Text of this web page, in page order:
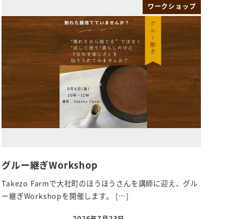
ワークショップ
グルー継ぎWorkshop
Takezo Farmで大社町のほうほうさんを講師に迎え、グル
ー継ぎWorkshopを開催します。 […]